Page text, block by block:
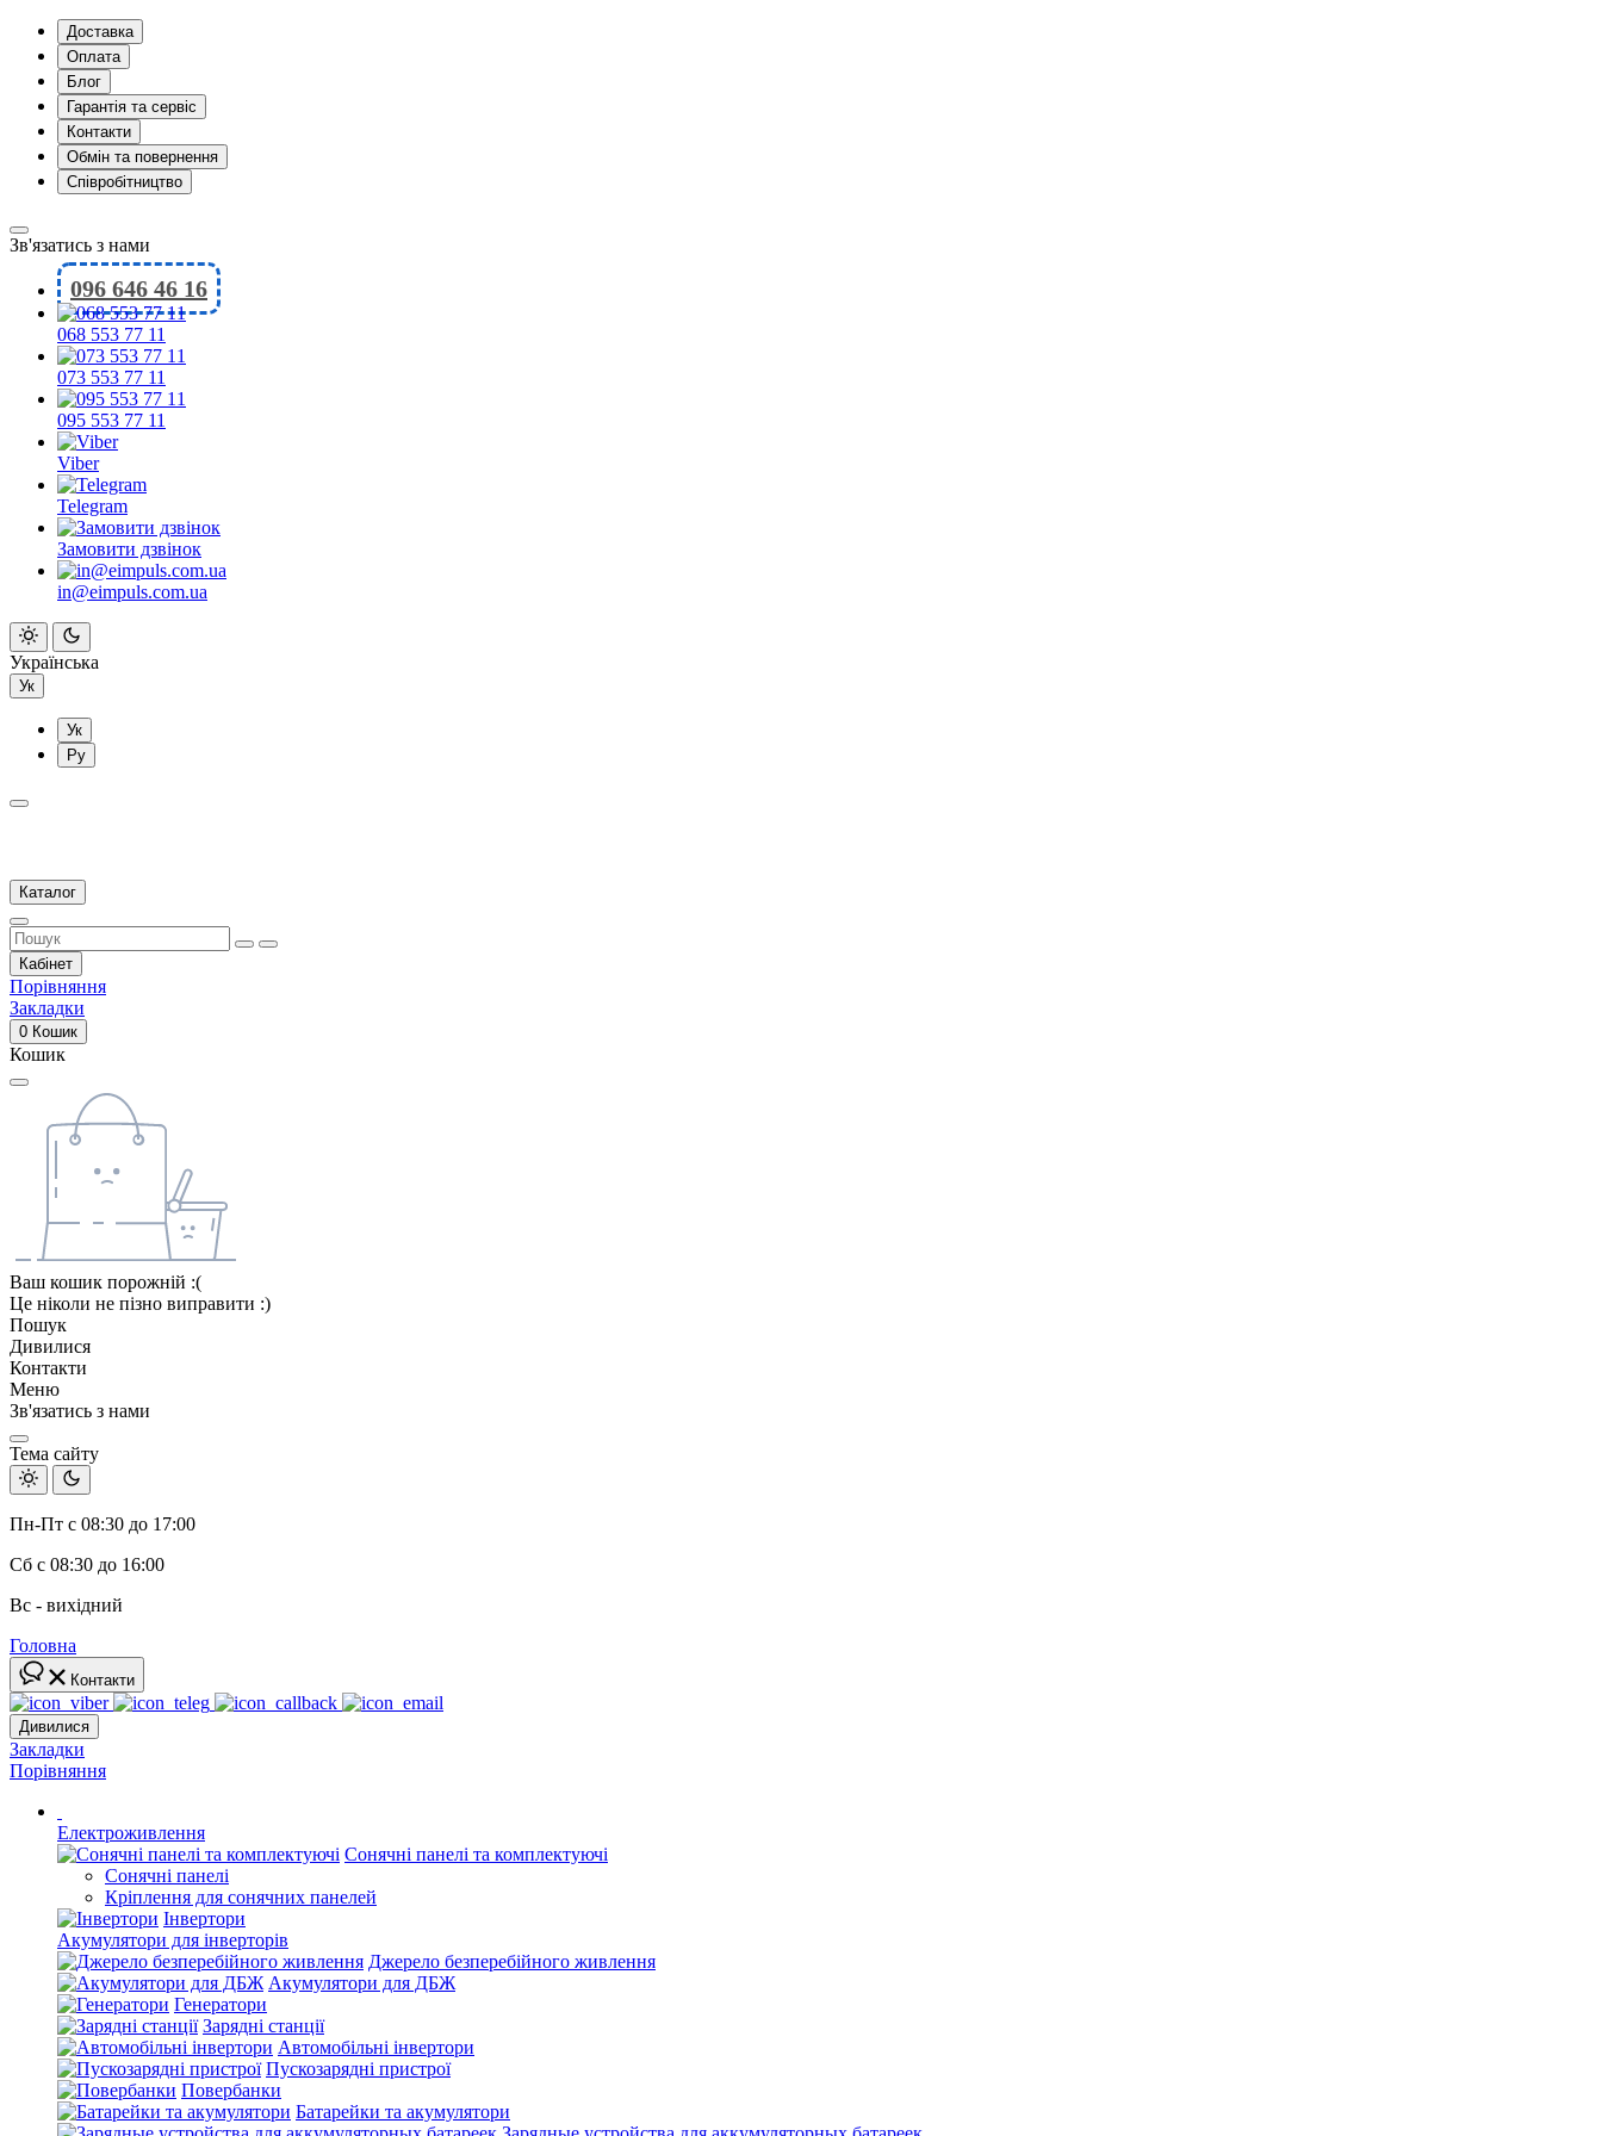
Доставка
Оплата
Блог
Гарантія та сервіс
Контакти
Обмін та повернення
Співробітництво
Зв'язатись з нами
096 646 46 16
068 553 77 11
073 553 77 11
095 553 77 11
Viber
Telegram
Замовити дзвінок
in@eimpuls.com.ua
Українська
Ук
Ук
Ру
Каталог
Кабінет
Порівняння
Закладки
0 Кошик
Кошик
Ваш кошик порожній :(
Це ніколи не пізно виправити :)
Пошук
Дивилися
Контакти
Меню
Зв'язатись з нами
Тема сайту
Пн-Пт с 08:30 до 17:00
Сб с 08:30 до 16:00
Вс - вихідний
Головна
Контакти
Дивилися
Закладки
Порівняння
Електроживлення
Сонячні панелі та комплектуючі
Сонячні панелі
Кріплення для сонячних панелей
Інвертори
Акумулятори для інверторів
Джерело безперебійного живлення
Акумулятори для ДБЖ
Генератори
Зарядні станції
Автомобільні інвертори
Пускозарядні пристрої
Повербанки
Батарейки та акумулятори